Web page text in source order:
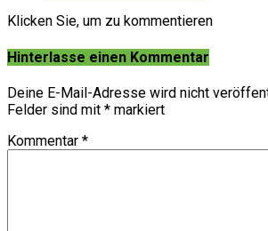
Klicken Sie, um zu kommentieren
Hinterlasse einen Kommentar
Deine E-Mail-Adresse wird nicht
Felder sind mit * markiert
Kommentar *